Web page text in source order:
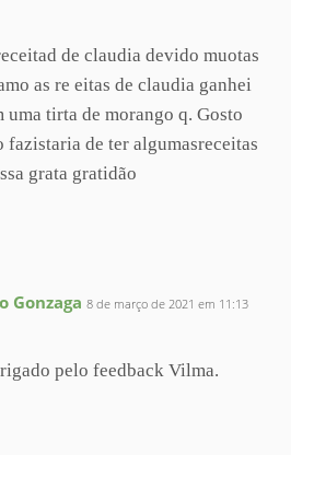
de claudia devido muotas
as re eitas de claudia ganhei
uma tirta de morango q. Gosto
fazistaria de ter algumasreceitas
grata gratidão
Gonzaga 8 de março de 2021 em 11:13
pelo feedback Vilma.